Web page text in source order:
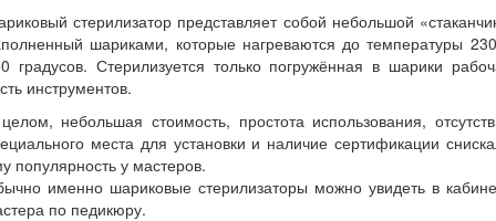
стерилизатор представляет собой небольшой
шариками, которые нагреваются до температуры
градусов. Стерилизуется только погружённая в шарики
инструментов.
небольшая стоимость, простота использования,
места для установки и наличие сертификации
популярность у мастеров.
именно шариковые стерилизаторы можно увидеть в
по педикюру.